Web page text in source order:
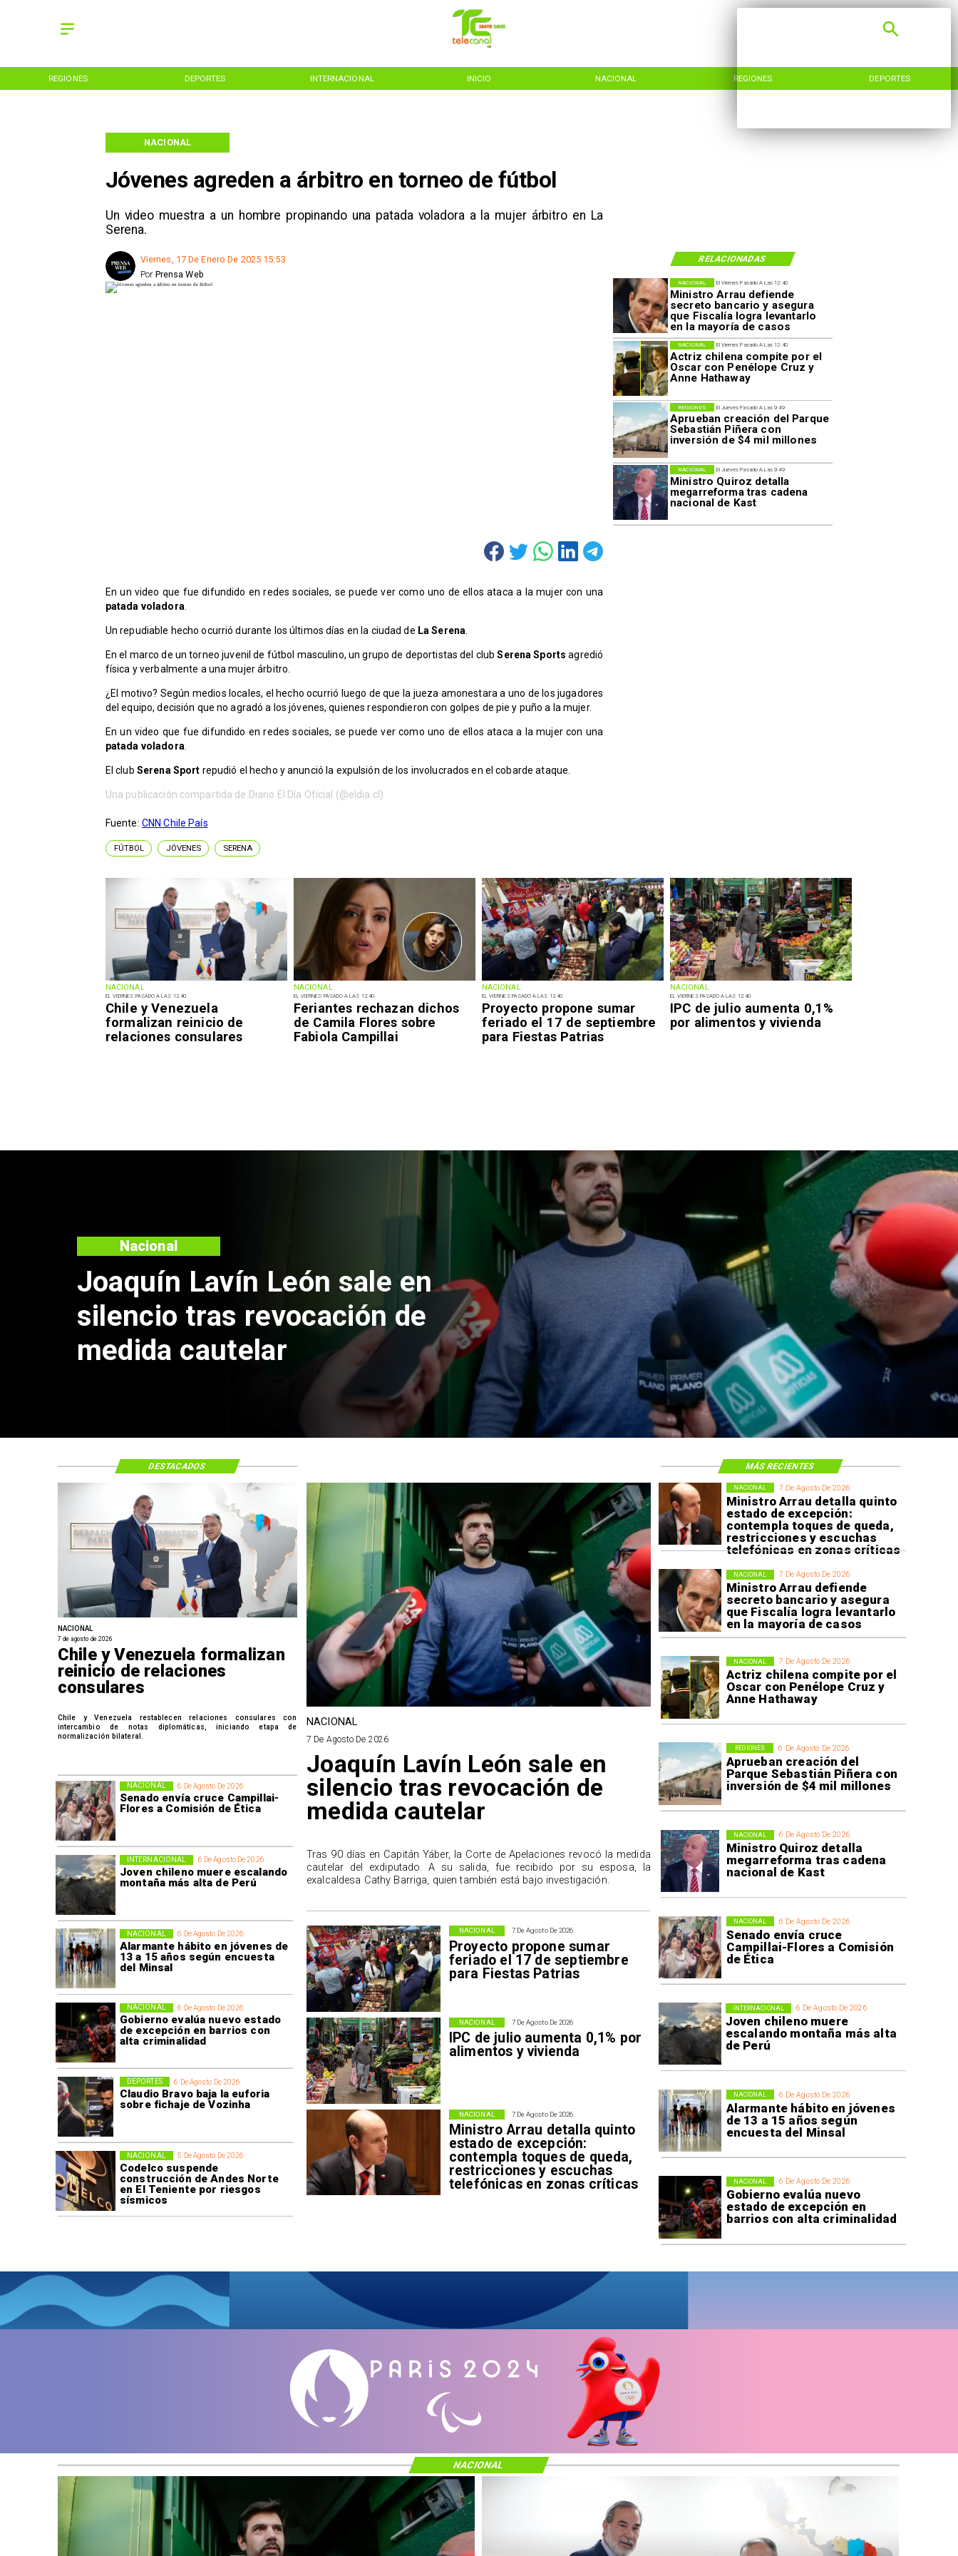
REGIONES DEPORTES INTERNACIONAL INICIO NACIONAL REGIONES DEPORTES
Jóvenes agreden a árbitro en torneo de fútbol
Un video muestra a un hombre propinando una patada voladora a la mujer árbitro en La
Serena.
NACIONAL
RELACIONADAS
Viernes, 17 De Enero De 2025 15:53
Prensa Web
Por
NACIONAL
EL VIERNES PASADO A LAS 12:40
Chile y Venezuela
formalizan reinicio de
relaciones consulares
NACIONAL
EL VIERNES PASADO A LAS 12:40
Feriantes rechazan dichos
de Camila Flores sobre
Fabiola Campillai
NACIONAL
EL VIERNES PASADO A LAS 12:40
Proyecto propone sumar
feriado el 17 de septiembre
para Fiestas Patrias
NACIONAL
EL VIERNES PASADO A LAS 12:40
IPC de julio aumenta 0,1%
por alimentos y vivienda
El Viernes Pasado A Las 12:40
Ministro Arrau defiende
secreto bancario y asegura
que Fiscalía logra levantarlo
en la mayoría de casos
NACIONAL
El Viernes Pasado A Las 12:40
Actriz chilena compite por el
Oscar con Penélope Cruz y
Anne Hathaway
NACIONAL
El Jueves Pasado A Las 9:49
Aprueban creación del Parque
Sebastián Piñera con
inversión de $4 mil millones
REGIONES
El Jueves Pasado A Las 9:49
Ministro Quiroz detalla
megarreforma tras cadena
nacional de Kast
NACIONAL
En un video que fue difundido en redes sociales, se puede ver como uno de ellos ataca a la mujer con una
patada voladora.
Un repudiable hecho ocurrió durante los últimos días en la ciudad de La Serena.
En el marco de un torneo juvenil de fútbol masculino, un grupo de deportistas del clubSerena Sports agredió
física y verbalmente a una mujer árbitro.
¿El motivo? Según medios locales, el hecho ocurrió luego de que la jueza amonestara a uno de los jugadores
del equipo, decisión que no agradó a los jóvenes, quienes respondieron con golpes de pie y puño a la mujer.
En un video que fue difundido en redes sociales, se puede ver como uno de ellos ataca a la mujer con una
patada voladora.
El club Serena Sport repudió el hecho y anunció la expulsión de los involucrados en el cobarde ataque.
Una publicación compartida de Diario El Día Oficial (@eldia.cl)
Fuente: CNN Chile País
FÚTBOL JÓVENES SERENA
Joaquín Lavín León sale en
silencio tras revocación de
medida cautelar
Nacional
7 De Agosto De 2026
Ministro Arrau detalla quinto
estado de excepción:
contempla toques de queda,
restricciones y escuchas
telefónicas en zonas críticas
NACIONAL
7 De Agosto De 2026
Ministro Arrau defiende
secreto bancario y asegura
que Fiscalía logra levantarlo
en la mayoría de casos
NACIONAL
7 De Agosto De 2026
Actriz chilena compite por el
Oscar con Penélope Cruz y
Anne Hathaway
NACIONAL
6 De Agosto De 2026
Aprueban creación del
Parque Sebastián Piñera con
inversión de $4 mil millones
REGIONES
6 De Agosto De 2026
Ministro Quiroz detalla
megarreforma tras cadena
nacional de Kast
NACIONAL
6 De Agosto De 2026
Senado envía cruce
Campillai-Flores a Comisión
de Ética
NACIONAL
6 De Agosto De 2026
Joven chileno muere
escalando montaña más alta
de Perú
INTERNACIONAL
6 De Agosto De 2026
Alarmante hábito en jóvenes
de 13 a 15 años según
encuesta del Minsal
NACIONAL
6 De Agosto De 2026
Gobierno evalúa nuevo
estado de excepción en
barrios con alta criminalidad
NACIONAL
6 De Agosto De 2026
Senado envía cruce Campillai-
Flores a Comisión de Ética
NACIONAL
6 De Agosto De 2026
Joven chileno muere escalando
montaña más alta de Perú
INTERNACIONAL
6 De Agosto De 2026
Alarmante hábito en jóvenes de
13 a 15 años según encuesta
del Minsal
NACIONAL
6 De Agosto De 2026
Gobierno evalúa nuevo estado
de excepción en barrios con
alta criminalidad
NACIONAL
6 De Agosto De 2026
Claudio Bravo baja la euforia
sobre fichaje de Vozinha
DEPORTES
5 De Agosto De 2026
Codelco suspende
construcción de Andes Norte
en El Teniente por riesgos
sísmicos
NACIONAL
7 De Agosto De 2026
Proyecto propone sumar
feriado el 17 de septiembre
para Fiestas Patrias
NACIONAL
7 De Agosto De 2026
IPC de julio aumenta 0,1% por
alimentos y vivienda
NACIONAL
7 De Agosto De 2026
Ministro Arrau detalla quinto
estado de excepción:
contempla toques de queda,
restricciones y escuchas
telefónicas en zonas críticas
NACIONAL
NACIONAL
7 de agosto de 2026
Chile y Venezuela formalizan
reinicio de relaciones
consulares
Chile y Venezuela restablecen relaciones consulares con
intercambio de notas diplomáticas, iniciando etapa de
normalización bilateral.
NACIONAL
7 De Agosto De 2026
Joaquín Lavín León sale en
silencio tras revocación de
medida cautelar
Tras 90 días en Capitán Yáber, la Corte de Apelaciones revocó la medida
cautelar del exdiputado. A su salida, fue recibido por su esposa, la
exalcaldesa Cathy Barriga, quien también está bajo investigación.
DESTACADOS MÁS RECIENTES
NACIONAL